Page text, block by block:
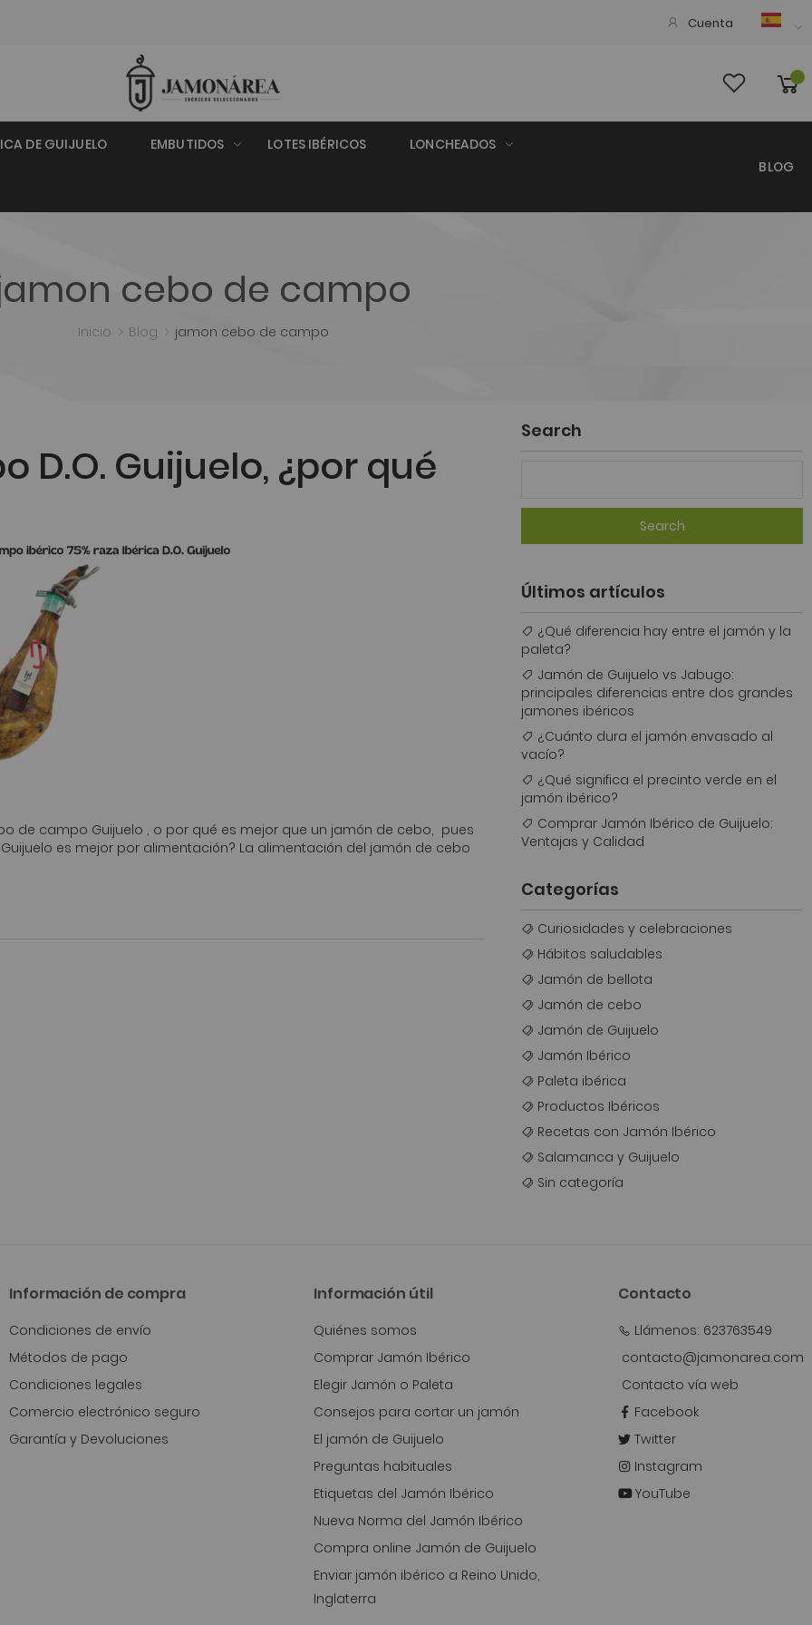
Cuenta
DE GUIJUELO EMBUTIDOS LOTES IBÉRICOS LONCHEADOS
BLOG
cebo de campo
Inicio Blog jamon cebo de campo
D.O. Guijuelo, ¿por qué
de campo Guijuelo , o por qué es mejor que un jamón de cebo, pues
es mejor por alimentación? La alimentación del jamón de cebo
Search
Search
Últimos artículos
¿Qué diferencia hay entre el jamón y la
paleta?
Jamón de Guijuelo vs Jabugo:
principales diferencias entre dos grandes
jamones ibéricos
¿Cuánto dura el jamón envasado al
vacío?
¿Qué significa el precinto verde en el
jamón ibérico?
Comprar Jamón Ibérico de Guijuelo:
Ventajas y Calidad
Categorías
Curiosidades y celebraciones
Hábitos saludables
Jamón de bellota
Jamón de cebo
Jamón de Guijuelo
Jamón Ibérico
Paleta ibérica
Productos Ibéricos
Recetas con Jamón Ibérico
Salamanca y Guijuelo
Sin categoría
Información de compra
Condiciones de envío
Métodos de pago
Condiciones legales
Comercio electrónico seguro
Garantía y Devoluciones
Información útil
Quiénes somos
Comprar Jamón Ibérico
Elegir Jamón o Paleta
Consejos para cortar un jamón
El jamón de Guijuelo
Preguntas habituales
Etiquetas del Jamón Ibérico
Nueva Norma del Jamón Ibérico
Compra online Jamón de Guijuelo
Enviar jamón ibérico a Reino Unido,
Inglaterra
Contacto
Llámenos: 623763549
contacto@jamonarea.com
Contacto vía web
Facebook
Twitter
Instagram
YouTube